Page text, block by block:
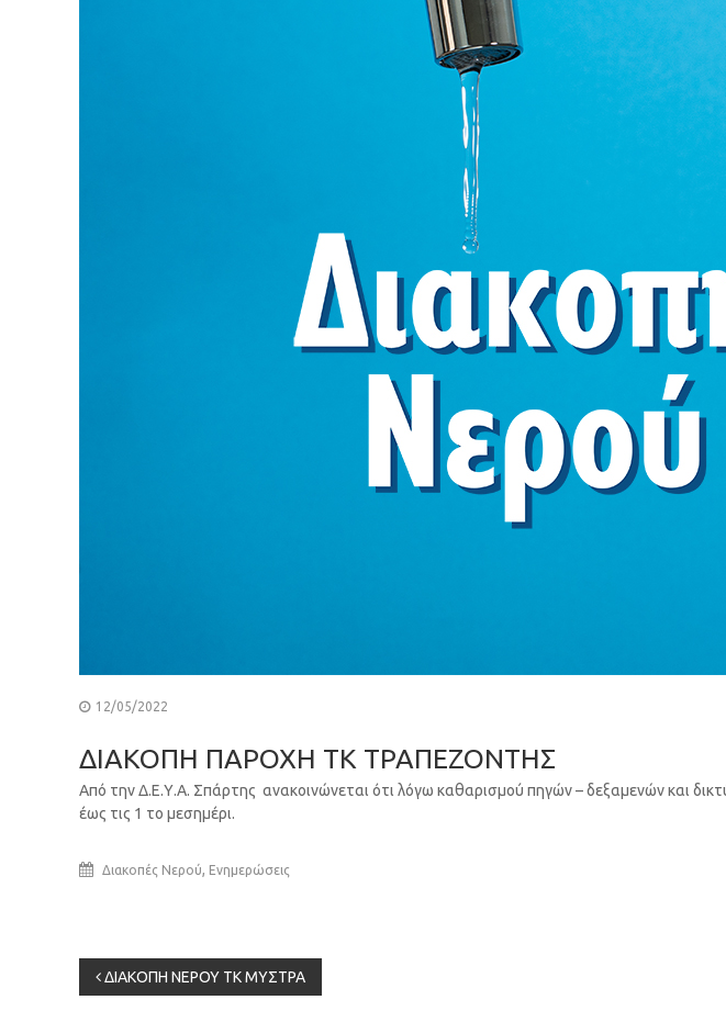
12/05/2022
ΔΙΑΚΟΠΗ ΠΑΡΟΧΗ ΤΚ ΤΡΑΠΕΖΟΝΤΗΣ
Από την Δ.Ε.Υ.Α. Σπάρτης ανακοινώνεται ότι λόγω καθαρισμού πηγών – δεξαμενών και
έως τις 1 το μεσημέρι.
Διακοπές Νερού, Ενημερώσεις
Πλοήγηση
ΔΙΑΚΟΠΗ ΝΕΡΟΥ ΤΚ ΜΥΣΤΡΑ